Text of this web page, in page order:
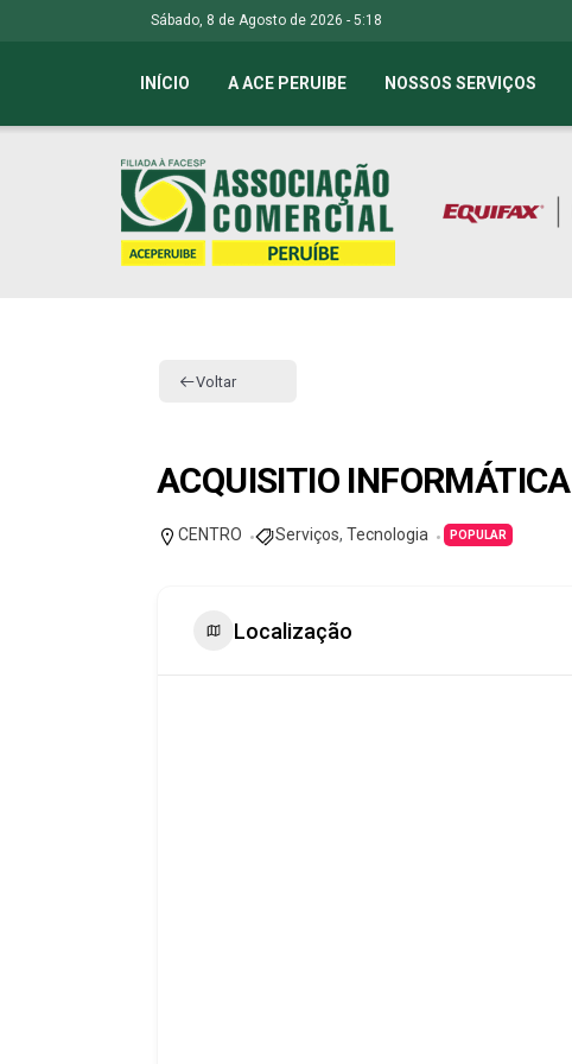
Sábado, 8 de Agosto de 2026 - 5:18
INÍCIO A ACE PERUIBE NOSSOS SERVIÇOS
Voltar
ACQUISITIO INFORMÁTICA
CENTRO Serviços, Tecnologia POPULAR
Localização